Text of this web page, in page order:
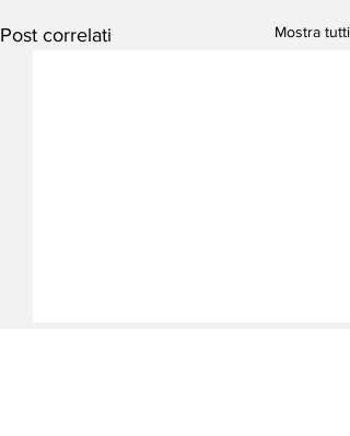
Post correlati Mostra tutti